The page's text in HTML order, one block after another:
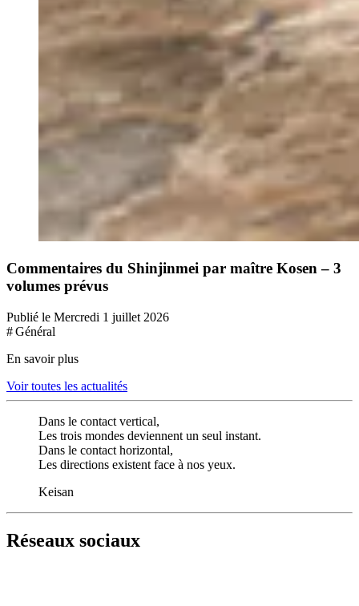
Commentaires du Shinjinmei par maître Kosen – 3
volumes prévus
Publié le Mercredi 1 juillet 2026
# Général
En savoir plus
Voir toutes les actualités
Dans le contact vertical,
Les trois mondes deviennent un seul instant.
Dans le contact horizontal,
Les directions existent face à nos yeux.
Keisan
Réseaux sociaux